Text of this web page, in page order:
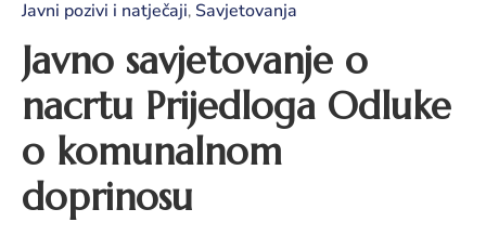
pozivi,
novosti
Adresar
Kontakt
Javni pozivi i natječaji‚ Savjetovanja
Javno savjetovanje o
nacrtu Prijedloga Odluke
o komunalnom
doprinosu